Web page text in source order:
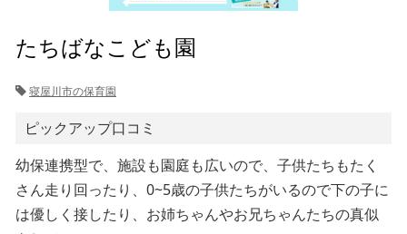
たちばなこども園
寝屋川市の保育園
ピックアップ口コミ
幼保連携型で、施設も園庭も広いので、子供たちもたく
さん走り回ったり、0~5歳の子供たちがいるので下の子に
は優しく接したり、お姉ちゃんやお兄ちゃんたちの真似